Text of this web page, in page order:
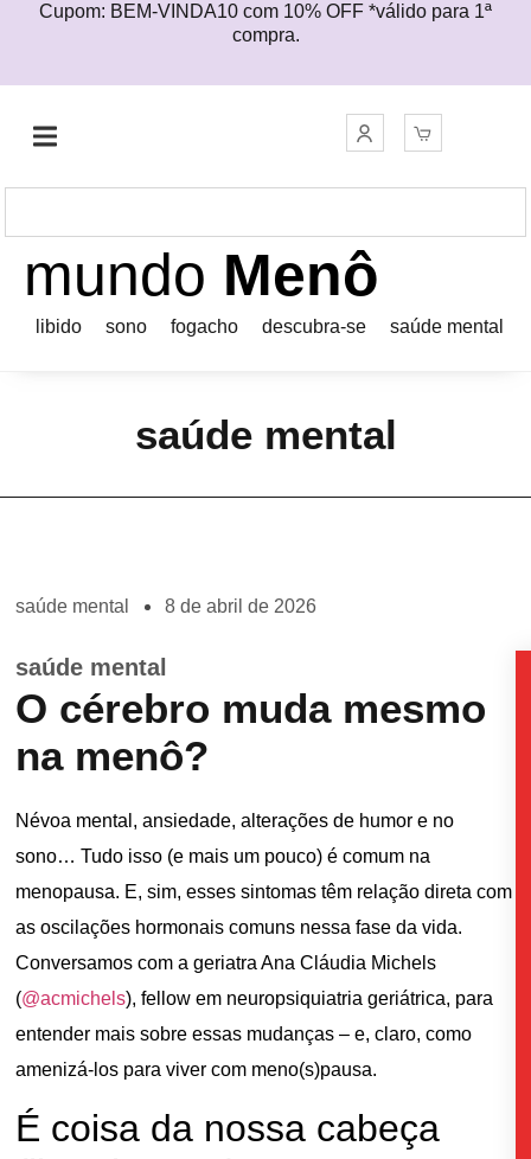
Cupom: BEM-VINDA10 com 10% OFF *válido para 1ª
compra.
libido sono fogacho descubra-se saúde mental
mundo Menô
saúde mental
saúde mental 8 de abril de 2026
saúde mental
O cérebro muda mesmo
na menô?
Névoa mental, ansiedade, alterações de humor e no
sono… Tudo isso (e mais um pouco) é comum na
menopausa. E, sim, esses sintomas têm relação direta com
as oscilações hormonais comuns nessa fase da vida.
Conversamos com a geriatra Ana Cláudia Michels
(@acmichels), fellow em neuropsiquiatria geriátrica, para
entender mais sobre essas mudanças – e, claro, como
amenizá-los para viver com meno(s)pausa.
É coisa da nossa cabeça